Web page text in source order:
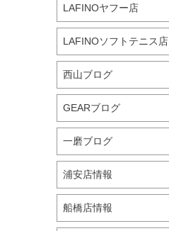
LAFINOヤフー店
LAFINOソフトテニス店
西山ブログ
GEARブログ
一磨ブログ
浦安店情報
船橋店情報